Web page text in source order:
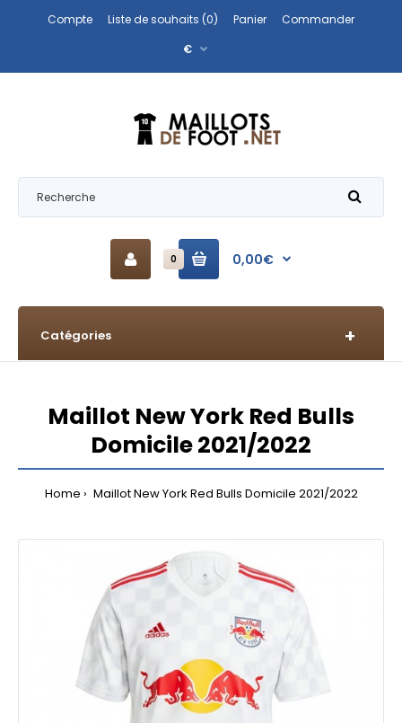
Compte Liste de souhaits (0) Panier
Commander
€
0 0,00€
Catégories
Maillot New York Red Bulls
Domicile 2021/2022
Home Maillot New York Red Bulls Domicile 2021/2022